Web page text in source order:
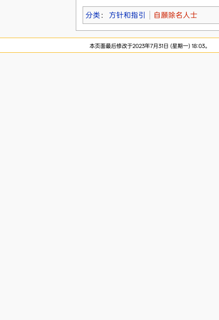
分类 ： 方针和指引 自願除名人士
本页面最后修改于2023年7月31日 (星期一) 18:03。